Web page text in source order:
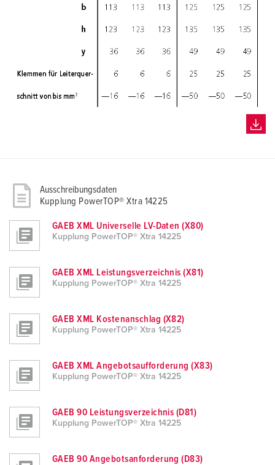
Ausschreibungsdaten
Kupplung PowerTOP® Xtra 14225
GAEB XML Universelle LV-Daten (X80)
Kupplung PowerTOP® Xtra 14225
GAEB XML Leistungsverzeichnis (X81)
Kupplung PowerTOP® Xtra 14225
GAEB XML Kostenanschlag (X82)
Kupplung PowerTOP® Xtra 14225
GAEB XML Angebotsaufforderung (X83)
Kupplung PowerTOP® Xtra 14225
GAEB 90 Leistungsverzeichnis (D81)
Kupplung PowerTOP® Xtra 14225
GAEB 90 Angebotsanforderung (D83)